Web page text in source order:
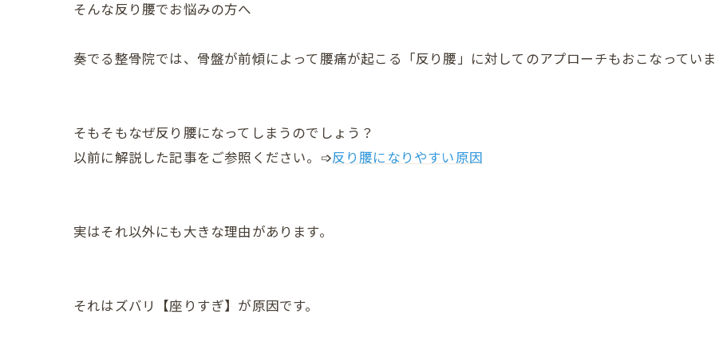
そんな反り腰でお悩みの方へ
奏でる整骨院では、骨盤が前傾によって腰痛が起こる「反り腰」に対してのアプローチもおこなってい
そもそもなぜ反り腰になってしまうのでしょう？
以前に解説した記事をご参照ください。➩反り腰になりやすい原因
実はそれ以外にも大きな理由があります。
それはズバリ【座りすぎ】が原因です。